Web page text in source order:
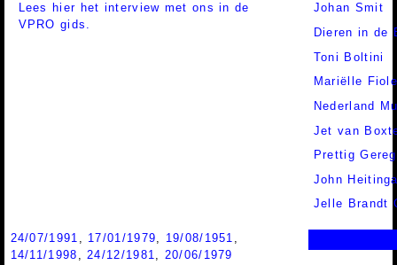
Lees hier het interview met ons in de
VPRO gids.
Johan Smit
Dieren in de
Toni Boltini
Mariëlle
Nederland
Jet van
Prettig
John
Jelle Brandt
24/07/1991 17/01/1979 19/08/1951
14/11/1998
24/12/1981
20/06/1979